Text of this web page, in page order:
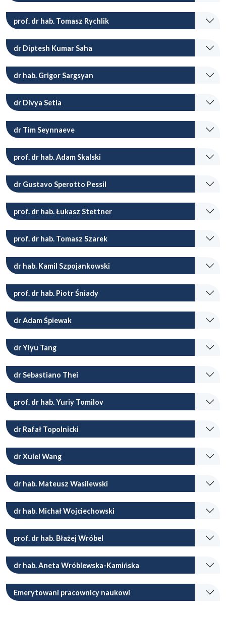
prof. dr hab. Tomasz Rychlik
dr Diptesh Kumar Saha
dr hab. Grigor Sargsyan
dr Divya Setia
dr Tim Seynnaeve
prof. dr hab. Adam Skalski
dr Gustavo Sperotto Pessil
prof. dr hab. Łukasz Stettner
prof. dr hab. Tomasz Szarek
dr hab. Kamil Szpojankowski
prof. dr hab. Piotr Śniady
dr Adam Śpiewak
dr Yiyu Tang
dr Sebastiano Thei
prof. dr hab. Yuriy Tomilov
dr Rafał Topolnicki
dr Xulei Wang
dr hab. Mateusz Wasilewski
dr hab. Michał Wojciechowski
prof. dr hab. Błażej Wróbel
dr hab. Aneta Wróblewska-Kamińska
Emerytowani pracownicy naukowi